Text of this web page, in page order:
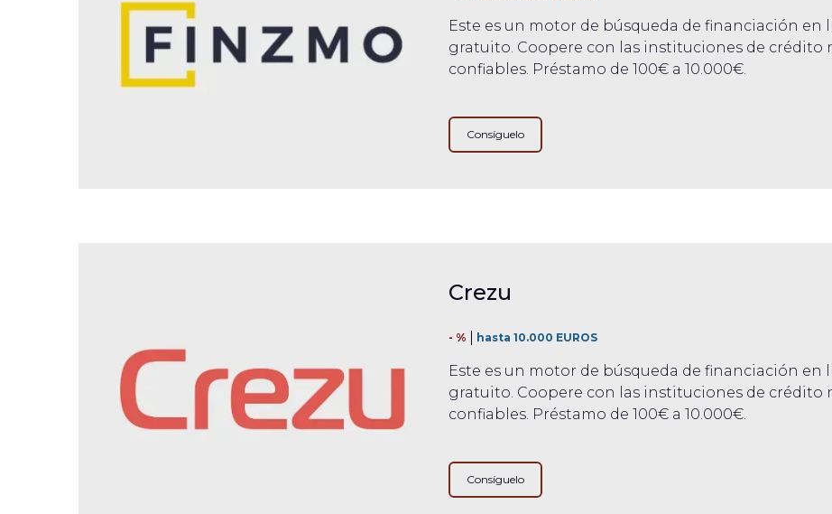
Este es un motor de búsqueda de financiación en
gratuito. Coopere con las instituciones de crédito
confiables. Préstamo de 100€ a 10.000€.
Consíguelo
Crezu
- % hasta 10.000 EUROS
Este es un motor de búsqueda de financiación en
gratuito. Coopere con las instituciones de crédito
confiables. Préstamo de 100€ a 10.000€.
Consíguelo